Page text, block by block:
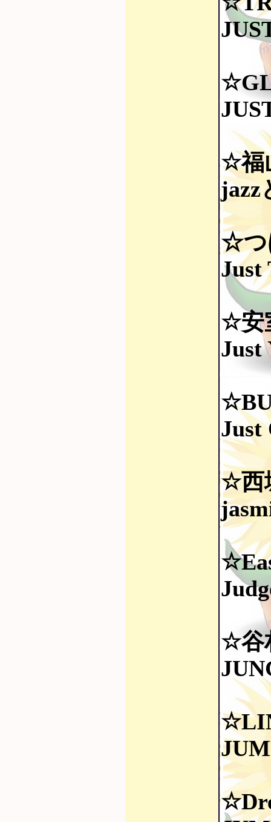
☆福
jazz
☆つ
Just
☆安
Just
Just
☆西
☆谷